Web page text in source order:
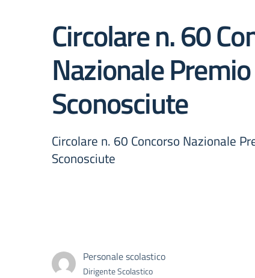
Circolare n. 60
Nazionale
Sconosciute
Circolare n. 60 Concorso Nazionale
Sconosciute
Personale scolastico
Dirigente Scolastico